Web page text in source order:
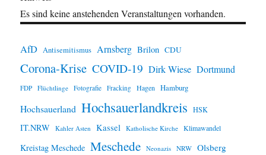
Es sind keine anstehenden Veranstaltungen vorhanden.
AfD Antisemitismus Arnsberg Brilon CDU
Corona-Krise COVID-19 Dirk Wiese Dortmund
FDP Flüchtlinge Fotografie Fracking Hagen Hamburg
Hochsauerland Hochsauerlandkreis HSK
IT.NRW Kahler Asten Kassel Katholische Kirche Klimawandel
Kreistag Meschede Meschede Neonazis NRW Olsberg